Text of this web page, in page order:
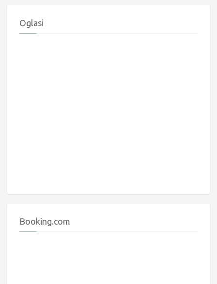
Oglasi
Booking.com